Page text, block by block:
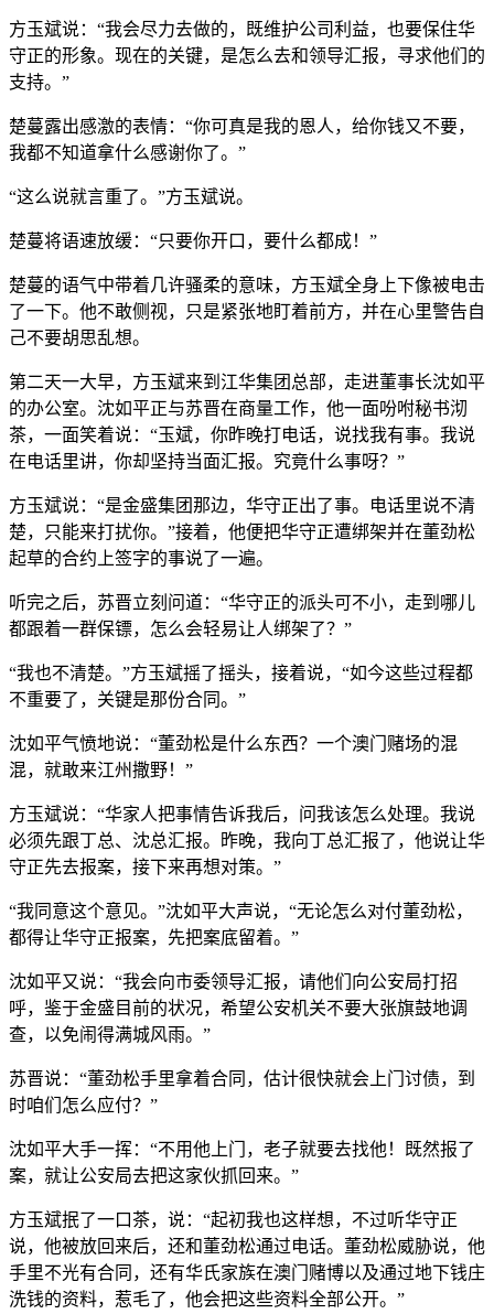
方玉斌说：“我会尽力去做的，既维护公司利益，也要保住华
守正的形象。现在的关键，是怎么去和领导汇报，寻求他们的
支持。”
楚蔓露出感激的表情：“你可真是我的恩人，给你钱又不要，
我都不知道拿什么感谢你了。”
“这么说就言重了。”方玉斌说。
楚蔓将语速放缓：“只要你开口，要什么都成！”
楚蔓的语气中带着几许骚柔的意味，方玉斌全身上下像被电击
了一下。他不敢侧视，只是紧张地盯着前方，并在心里警告自
己不要胡思乱想。
第二天一大早，方玉斌来到江华集团总部，走进董事长沈如平
的办公室。沈如平正与苏晋在商量工作，他一面吩咐秘书沏
茶，一面笑着说：“玉斌，你昨晚打电话，说找我有事。我说
在电话里讲，你却坚持当面汇报。究竟什么事呀？”
方玉斌说：“是金盛集团那边，华守正出了事。电话里说不清
楚，只能来打扰你。”接着，他便把华守正遭绑架并在董劲松
起草的合约上签字的事说了一遍。
听完之后，苏晋立刻问道：“华守正的派头可不小，走到哪儿
都跟着一群保镖，怎么会轻易让人绑架了？”
“我也不清楚。”方玉斌摇了摇头，接着说，“如今这些过程都
不重要了，关键是那份合同。”
沈如平气愤地说：“董劲松是什么东西？一个澳门赌场的混
混，就敢来江州撒野！”
方玉斌说：“华家人把事情告诉我后，问我该怎么处理。我说
必须先跟丁总、沈总汇报。昨晚，我向丁总汇报了，他说让华
守正先去报案，接下来再想对策。”
“我同意这个意见。”沈如平大声说，“无论怎么对付董劲松，
都得让华守正报案，先把案底留着。”
沈如平又说：“我会向市委领导汇报，请他们向公安局打招
呼，鉴于金盛目前的状况，希望公安机关不要大张旗鼓地调
查，以免闹得满城风雨。”
苏晋说：“董劲松手里拿着合同，估计很快就会上门讨债，到
时咱们怎么应付？”
沈如平大手一挥：“不用他上门，老子就要去找他！既然报了
案，就让公安局去把这家伙抓回来。”
方玉斌抿了一口茶，说：“起初我也这样想，不过听华守正
说，他被放回来后，还和董劲松通过电话。董劲松威胁说，他
手里不光有合同，还有华氏家族在澳门赌博以及通过地下钱庄
洗钱的资料，惹毛了，他会把这些资料全部公开。”